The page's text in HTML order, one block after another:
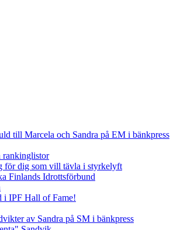
till Marcela och Sandra på EM i bänkpress
rankinglistor
för dig som vill tävla i styrkelyft
Finlands Idrottsförbund
i IPF Hall of Fame!
av Sandra på SM i bänkpress